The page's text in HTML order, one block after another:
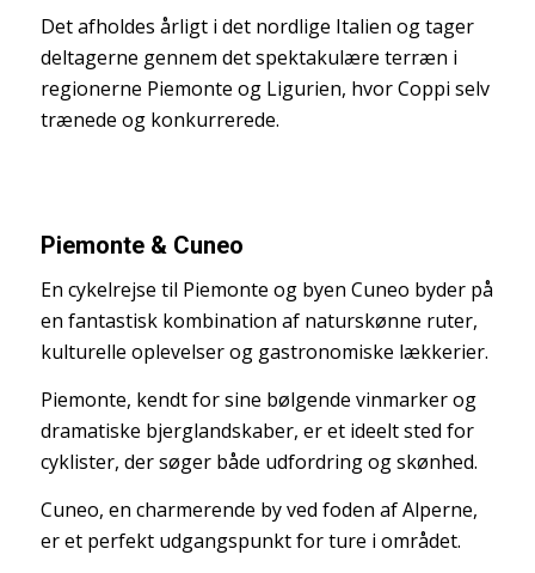
Det afholdes årligt i det nordlige Italien og tager
deltagerne gennem det spektakulære terræn i
regionerne Piemonte og Ligurien, hvor Coppi selv
trænede og konkurrerede.
Piemonte & Cuneo
En cykelrejse til Piemonte og byen Cuneo byder på
en fantastisk kombination af naturskønne ruter,
kulturelle oplevelser og gastronomiske lækkerier.
Piemonte, kendt for sine bølgende vinmarker og
dramatiske bjerglandskaber, er et ideelt sted for
cyklister, der søger både udfordring og skønhed.
Cuneo, en charmerende by ved foden af Alperne,
er et perfekt udgangspunkt for ture i området.